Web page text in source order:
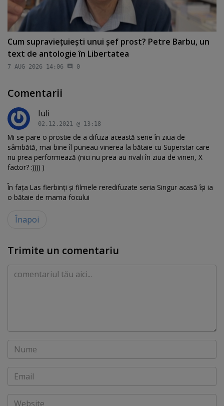
Cum supravieţuieşti unui şef prost? Petre Barbu, un
text de antologie în Libertatea
7 AUG 2026 14:06 0
Comentarii
Iuli
02.12.2021 @ 13:18
Mi se pare o prostie de a difuza această serie în ziua de
sâmbătă, mai bine îl puneau vinerea la bătaie cu Superstar care
nu prea performează (nici nu prea au rivali în ziua de vineri, X
factor? :)))) )
În fața Las fierbinți și filmele reredifuzate seria Singur acasă își ia
o bătaie de mama focului
Înapoi
Trimite un comentariu
Comentariu
Nume
Email
Website